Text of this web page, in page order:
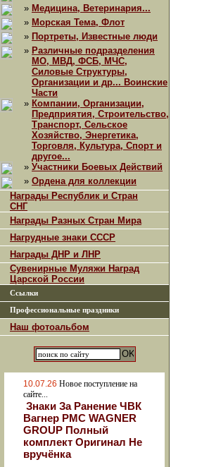
» Медицина, Ветеринария...
» Морская Тема, Флот
» Портреты, Известные люди
» Различные подразделения
МО, МВД, ФСБ, МЧС,
Силовые Структуры,
Организации и др... Воинские
Части
» Компании, Организации,
Предприятия, Строительство,
Транспорт, Сельское
Хозяйство, Энергетика,
Торговля, Культура, Спорт и
другое...
» Участники Боевых Действий
» Ордена для коллекции
Награды Республик и Стран
СНГ
Награды Разных Стран Мира
Нагрудные знаки СССР
Награды ДНР и ЛНР
Сувенирные Муляжи Наград
Царской России
Ссылки
Профессиональные праздники
Наш фотоальбом
10.07.26 Новое поступление на
сайте...
Знаки За Ранение ЧВК
Вагнер РМС WAGNER
GROUP Полный
комплект Оригинал Не
вручёнка